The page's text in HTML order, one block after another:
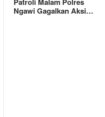
Patroli Malam Polres
Ngawi Gagalkan Aksi…